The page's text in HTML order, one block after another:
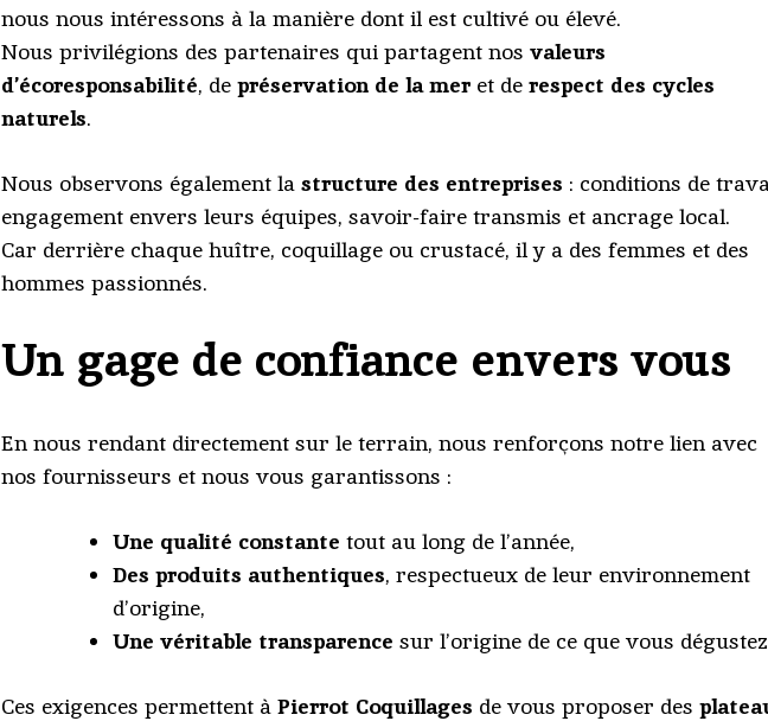
nous nous intéressons à la manière dont il est cultivé ou élevé.
Nous privilégions des partenaires qui partagent nos valeurs
d’écoresponsabilité, de préservation de la mer et de respect des cycles
naturels.
Nous observons également la structure des entreprises : conditions de
engagement envers leurs équipes, savoir-faire transmis et ancrage local.
Car derrière chaque huître, coquillage ou crustacé, il y a des femmes et des
hommes passionnés.
Un gage de confiance envers vous
En nous rendant directement sur le terrain, nous renforçons notre lien avec
nos fournisseurs et nous vous garantissons :
Une qualité constante tout au long de l’année,
Des produits authentiques, respectueux de leur environnement
d’origine,
Une véritable transparence sur l’origine de ce que vous
Ces exigences permettent à Pierrot Coquillages de vous proposer des